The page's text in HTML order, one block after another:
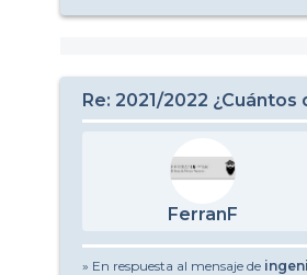
Re: 2021/2022 ¿Cuántos
FerranF
» En respuesta al mensaje de